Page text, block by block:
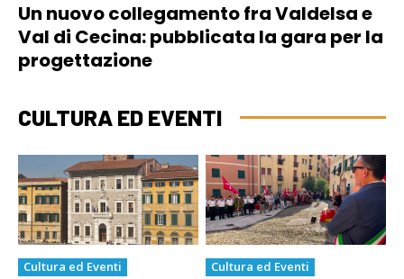
Un nuovo collegamento fra Valdelsa e
Val di Cecina: pubblicata la gara per la
progettazione
CULTURA ED EVENTI
Cultura ed Eventi Cultura ed Eventi